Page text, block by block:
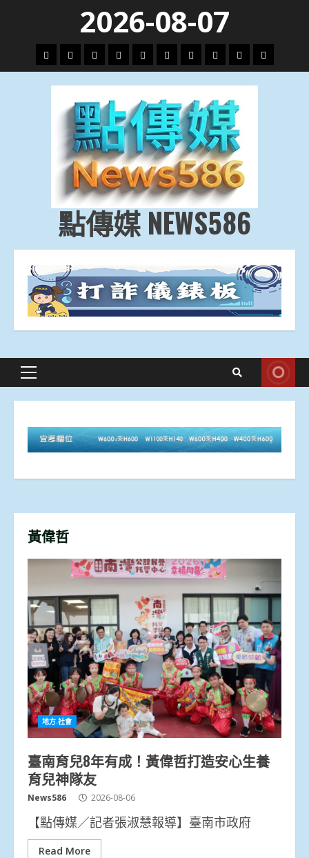
content
2026-08-07
頭
條
財
經
地
方.
會
文
教.
技
專
題
娛
樂
劇
政
治
國
際
運
動
生
活
點傳媒 NEWS586
Primary
黃偉哲
地方.社會
臺南育兒8年有成！黃偉哲打造安心生養
育兒神隊友
News586 2026-08-06
【點傳媒／記者張淑慧報導】臺南市政府
Read More